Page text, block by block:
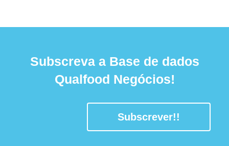
Subscreva a Base de dados
Qualfood Negócios!
Subscrever!!